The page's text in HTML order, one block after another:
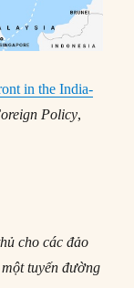
in the India-
Policy,
cho các đảo
tuyến đường